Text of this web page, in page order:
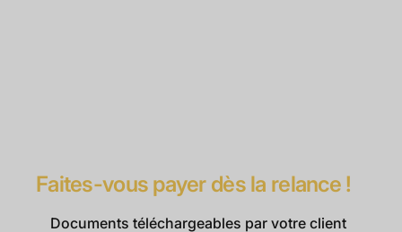
Faites-vous payer dès la relance !
Documents téléchargeables par votre client